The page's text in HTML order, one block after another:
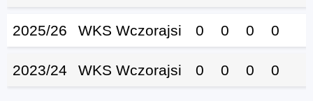
2025/26 WKS Wczorajsi 0 0 0 0
2023/24 WKS Wczorajsi 0 0 0 0